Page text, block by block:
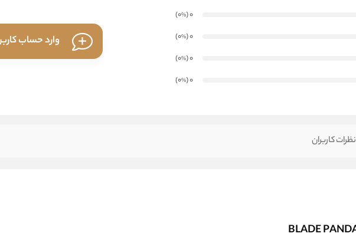
0
(0
%
)
0
(0
%
)
0
(0
%
)
0
(0
%
)
وارد حساب
نظرات کاربران